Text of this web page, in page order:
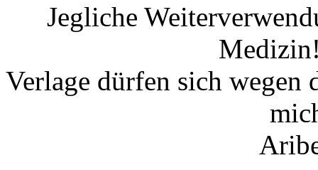
Jegliche
Verlage dürfen sich wegen